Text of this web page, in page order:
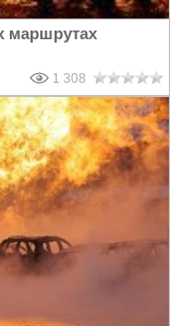
маршрутах
1 308